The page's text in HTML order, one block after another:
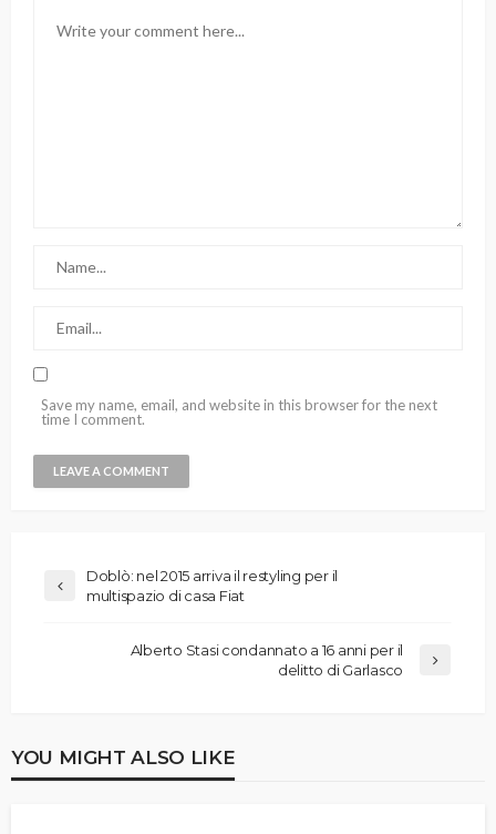
Save my name, email, and website in this browser for the next
time I comment.
Doblò: nel 2015 arriva il restyling per il
multispazio di casa Fiat
Alberto Stasi condannato a 16 anni per il
delitto di Garlasco
YOU MIGHT ALSO LIKE